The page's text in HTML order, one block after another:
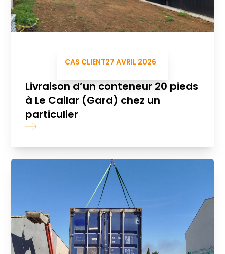
CAS CLIENT27 AVRIL 2026
Livraison d’un conteneur 20 pieds
à Le Cailar (Gard) chez un
particulier